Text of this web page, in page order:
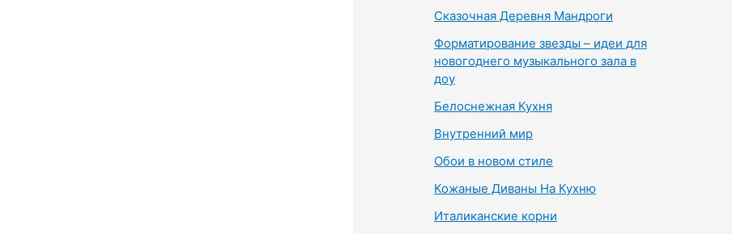
Сказочная Деревня Мандроги
Форматирование звезды – идеи для
новогоднего музыкального зала в
доу
Белоснежная Кухня
Внутренний мир
Обои в новом стиле
Кожаные Диваны На Кухню
Италиканские корни